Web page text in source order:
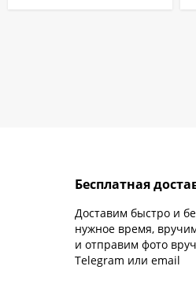
Бесплатная
Доставим быстро и
нужное время,
и отправим фото
Telegram или email